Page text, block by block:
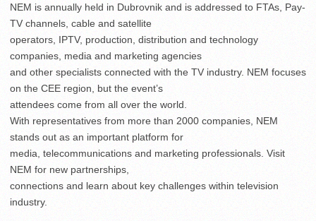
NEM is annually held in Dubrovnik and is addressed to FTAs, Pay-
TV channels, cable and satellite
operators, IPTV, production, distribution and technology
companies, media and marketing agencies
and other specialists connected with the TV industry. NEM focuses
on the CEE region, but the event’s
attendees come from all over the world.
With representatives from more than 2000 companies, NEM
stands out as an important platform for
media, telecommunications and marketing professionals. Visit
NEM for new partnerships,
connections and learn about key challenges within television
industry.